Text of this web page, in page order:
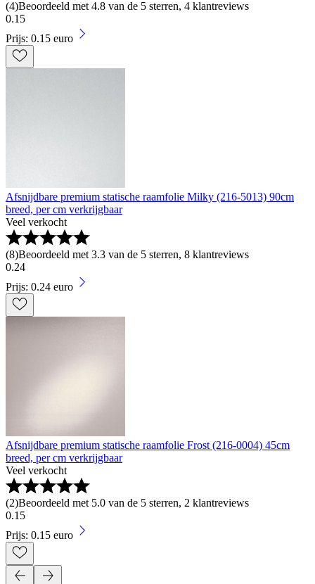
(4)Beoordeeld met 4.8 van de 5 sterren, 4 klantreviews
0.15
Prijs: 0.15 euro
Afsnijdbare premium statische raamfolie Milky (216-5013) 90cm
breed, per cm verkrijgbaar
Veel verkocht
(8)Beoordeeld met 3.3 van de 5 sterren, 8 klantreviews
0.24
Prijs: 0.24 euro
Afsnijdbare premium statische raamfolie Frost (216-0004) 45cm
breed, per cm verkrijgbaar
Veel verkocht
(2)Beoordeeld met 5.0 van de 5 sterren, 2 klantreviews
0.15
Prijs: 0.15 euro